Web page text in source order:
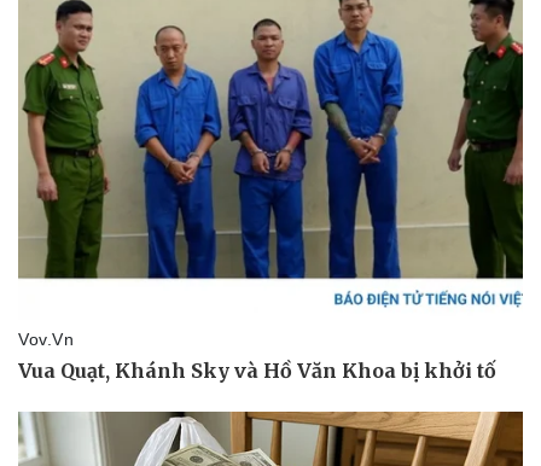
Pháp luật
Vụ án
Tin nóng
Tư vấn luật
Quân sự - Quốc phòng
Vũ khí
Việt Nam
Phân tích